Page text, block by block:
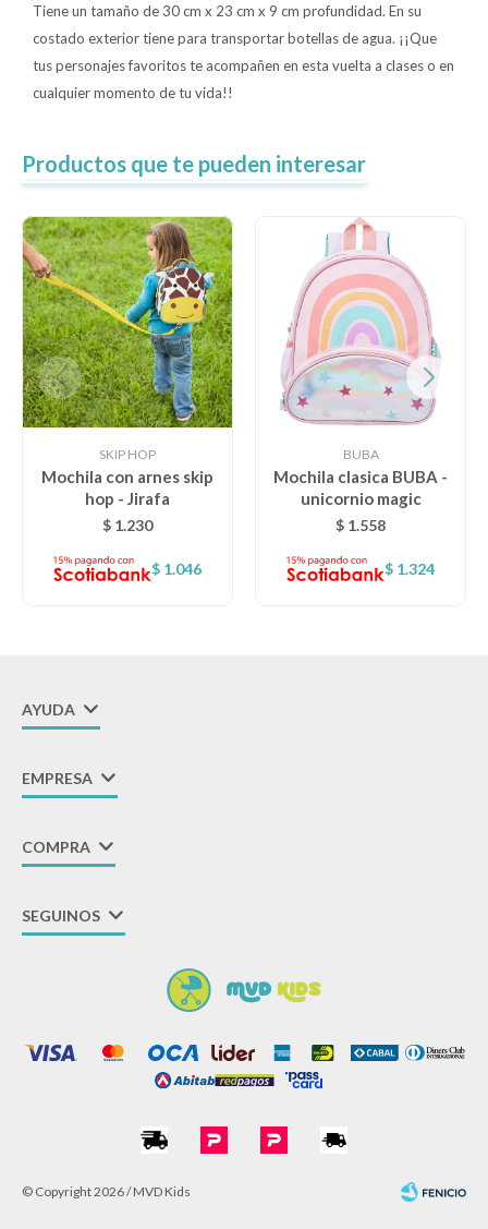
Tiene un tamaño de 30 cm x 23 cm x 9 cm profundidad. En su
costado exterior tiene para transportar botellas de agua. ¡¡Que
tus personajes favoritos te acompañen en esta vuelta a clases o en
cualquier momento de tu vida!!
Productos que te pueden interesar
SKIP HOP
Mochila con arnes skip
hop - Jirafa
$ 1.230
$ 1.046
BUBA
Mochila clasica BUBA -
unicornio magic
$ 1.558
$ 1.324
AYUDA
EMPRESA
COMPRA
SEGUINOS
© Copyright 2026 / MVD Kids
Nuevos
Sale
Contacto
Local MVD Kids